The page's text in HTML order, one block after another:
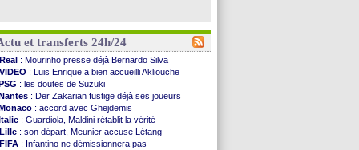
et transferts 24h/24
Real : Mourinho presse déjà Bernardo Silva
VIDEO : Luis Enrique a bien accueilli Akliouche
: les doutes de Suzuki
: Der Zakarian fustige déjà ses joueurs
: accord avec Ghejdemis
: Guardiola, Maldini rétablit la vérité
Lille : son départ, Meunier accuse Létang
FIFA : Infantino ne démissionnera pas